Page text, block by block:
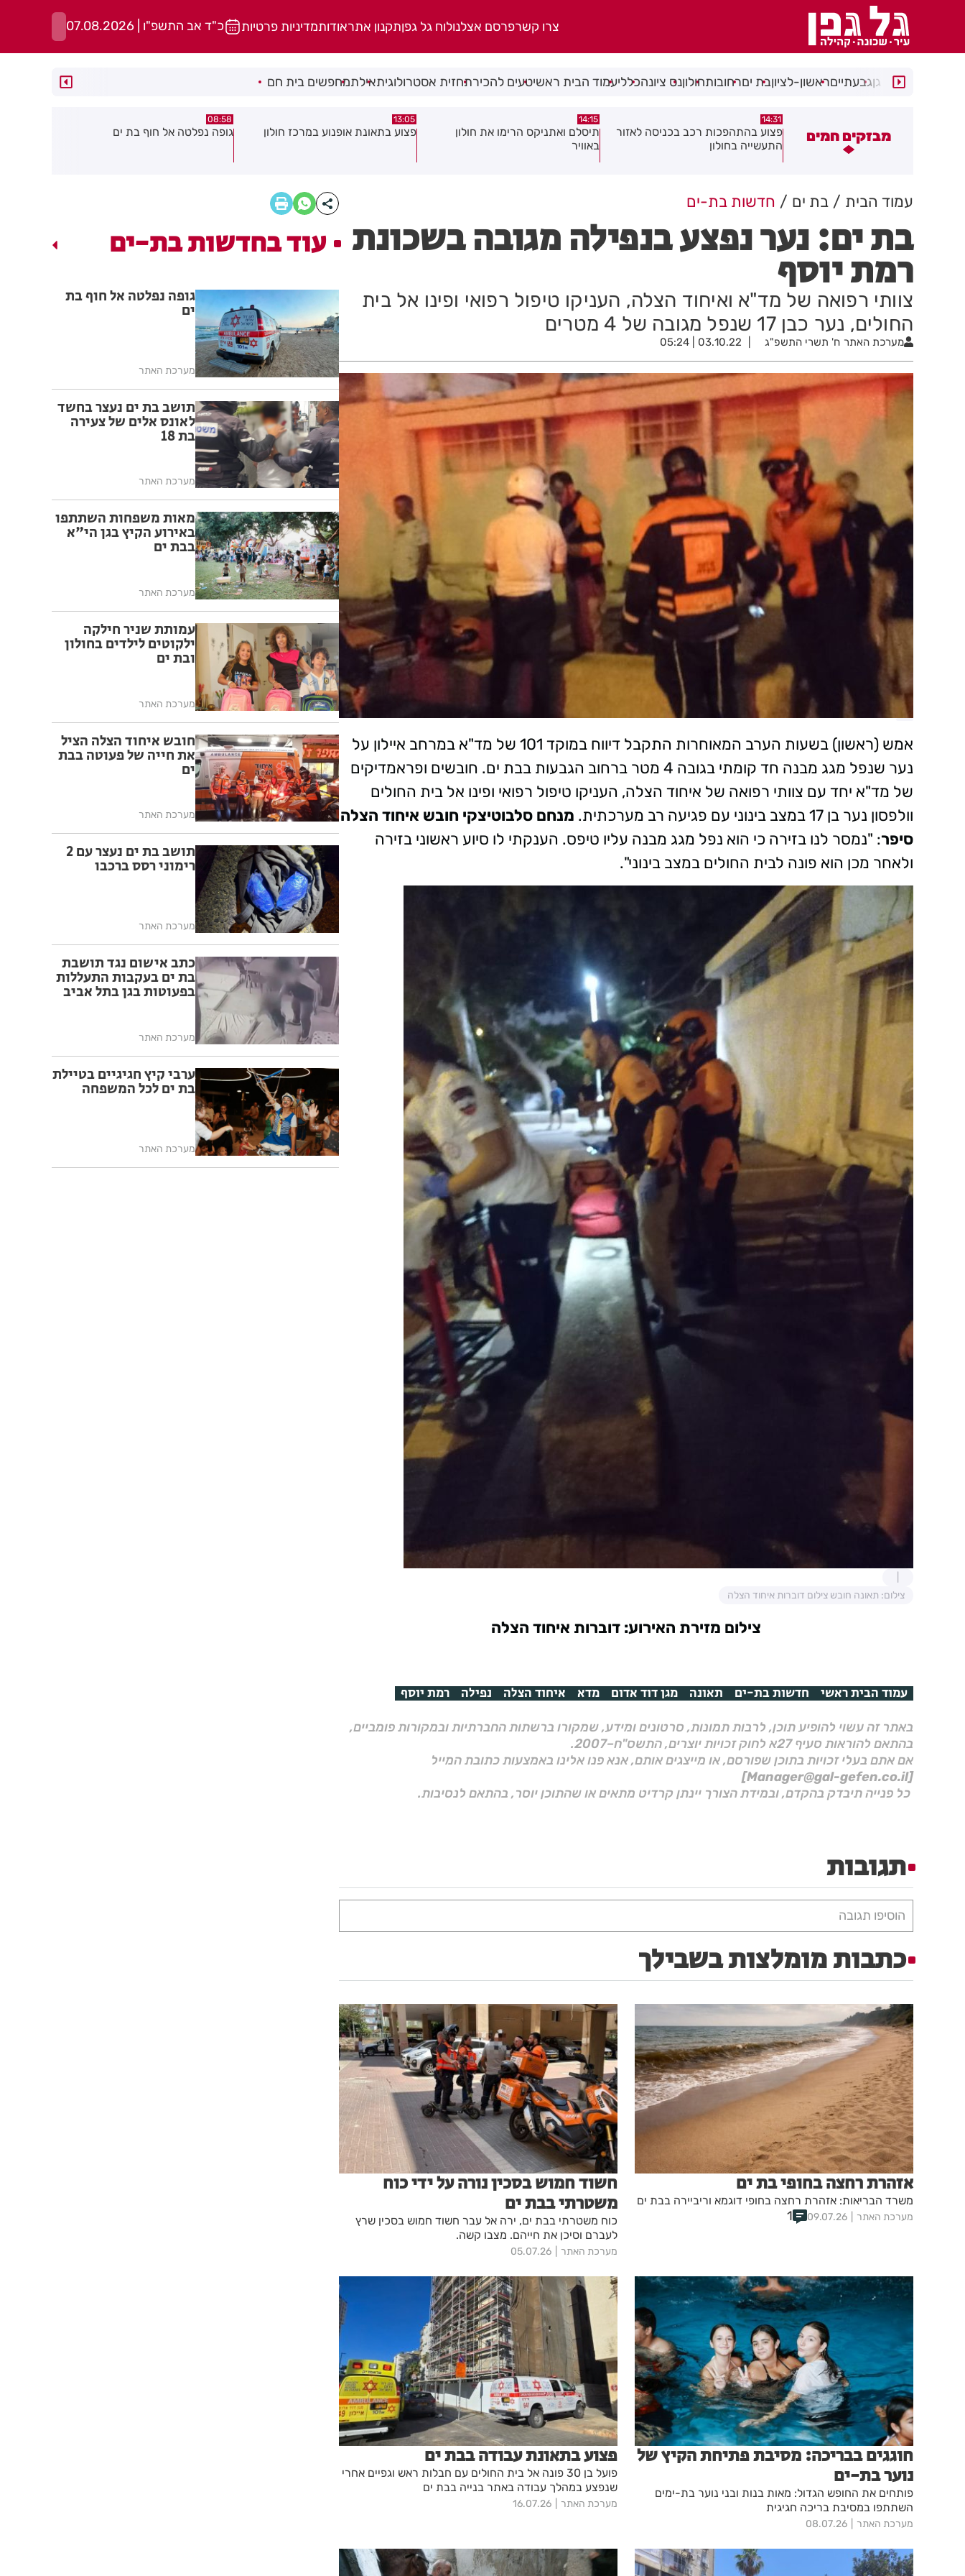
צרו קשרפרסם אצלנולוח גל גפןתקנון אתראודותמדיניות פרטיות כ"ד אב התשפ"ו | 07.08.2026
רמת גןגבעתייםראשון-לציוןבת יםרחובותחולוןנס ציונהכלליעמוד הבית ראשיטעים להכירתחזית אסטרולוגיתאילתמחפשים בית חם
מבזקים חמים
פצוע בהתהפכות רכב בכניסה לאזור
14:15
תיסלם ואתניקס הרימו את חולון
באוויר
13:05
פצוע בתאונת אופנוע במרכז חולון
08:58
גופה נפלטה אל חוף בת ים
08:29
חשד להצתה בשלושה מוקדים ברמת
עמוד הבית בת ים חדשות בת-ים
בת ים: נער נפצע בנפילה מגובה בשכונת
רמת יוסף
צוותי רפואה של מד"א ואיחוד הצלה, העניקו טיפול רפואי ופינו אל בית
החולים, נער כבן 17 שנפל מגובה של 4 מטרים
מערכת האתר ח' תשרי התשפ"ג 03.10.22 | 05:24
אמש (ראשון) בשעות הערב המאוחרות התקבל דיווח במוקד 101 של מד"א במרחב איילון על
נער שנפל מגג מבנה חד קומתי בגובה 4 מטר ברחוב הגבעות בבת ים. חובשים ופראמדיקים
של מד"א יחד עם צוותי רפואה של איחוד הצלה, העניקו טיפול רפואי ופינו אל בית החולים
וולפסון נער בן 17 במצב בינוני עם פגיעה רב מערכתית.
מנחם סלבוטיצקי חובש איחוד הצלה
סיפר: "נמסר לנו בזירה כי הוא נפל מגג מבנה עליו טיפס. הענקתי לו סיוע ראשוני בזירה
ולאחר מכן הוא פונה לבית החולים במצב בינוני".
צילום: תאונה חובש צילום דוברות איחוד הצלה
צילום מזירת האירוע: דוברות איחוד הצלה
עמוד הבית ראשי חדשות בת-ים תאונה מגן דוד אדום מדא איחוד הצלה נפילה רמת יוסף
באתר זה עשוי להופיע תוכן, לרבות תמונות, סרטונים ומידע, שמקורו ברשתות החברתיות ובמקורות פומביים,
בהתאם להוראות סעיף 27א לחוק זכויות יוצרים, התשס"ח–2007.
אם אתם בעלי זכויות בתוכן שפורסם, או מייצגים אותם, אנא פנו אלינו באמצעות כתובת המייל
[Manager@gal-gefen.co.il]
כל פנייה תיבדק בהקדם, ובמידת הצורך יינתן קרדיט מתאים או שהתוכן יוסר, בהתאם לנסיבות.
תגובות
הוסיפו תגובה
כתבות מומלצות בשבילך
אזהרת רחצה בחופי בת ים
משרד הבריאות: אזהרת רחצה בחופי דוגמא וריביירה בבת ים
מערכת האתר 09.07.26
1
חשוד חמוש בסכין נורה על ידי כוח
משטרתי בבת ים
כוח משטרתי בבת ים, ירה אל עבר חשוד חמוש בסכין שרץ
לעברם וסיכן את חייהם. מצבו קשה.
מערכת האתר 05.07.26
חוגגים בבריכה: מסיבת פתיחת הקיץ של
נוער בת-ים
פותחים את החופש הגדול: מאות בנות ובני נוער בת-ימים
השתתפו במסיבת בריכה חגיגית
מערכת האתר 08.07.26
פצוע בתאונת עבודה בבת ים
פועל בן 30 פונה אל בית החולים עם חבלות ראש וגפיים אחרי
שנפצע במהלך עבודה באתר בנייה בבת ים
מערכת האתר 16.07.26
עוד בחדשות בת-ים
גופה נפלטה אל חוף בת
ים
מערכת האתר
תושב בת ים נעצר בחשד
לאונס אלים של צעירה
בת 18
מערכת האתר
מאות משפחות השתתפו
באירוע הקיץ בגן הי"א
בבת ים
מערכת האתר
עמותת שניר חילקה
ילקוטים לילדים בחולון
ובת ים
מערכת האתר
חובש איחוד הצלה הציל
את חייה של פעוטה בבת
ים
מערכת האתר
תושב בת ים נעצר עם 2
רימוני רסס ברכבו
מערכת האתר
כתב אישום נגד תושבת
בת ים בעקבות התעללות
בפעוטות בגן בתל אביב
מערכת האתר
ערבי קיץ חגיגיים בטיילת
בת ים לכל המשפחה
מערכת האתר